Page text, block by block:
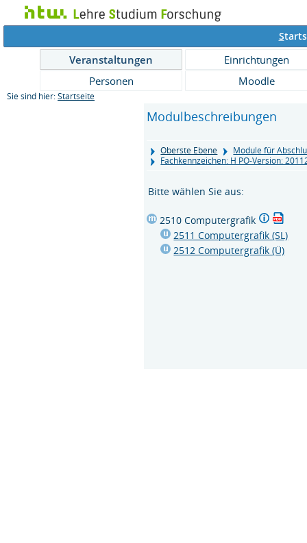
S
Veranstaltungen
Einrichtungen
Personen
Moodle
Sie sind hier: Startseite
Modulbeschreibungen
Oberste Ebene
Module für
Fachkennzeichen: H PO-Version:
Bitte wählen Sie aus:
2510 Computergrafik
2511 Computergrafik (SL)
2512 Computergrafik (Ü)